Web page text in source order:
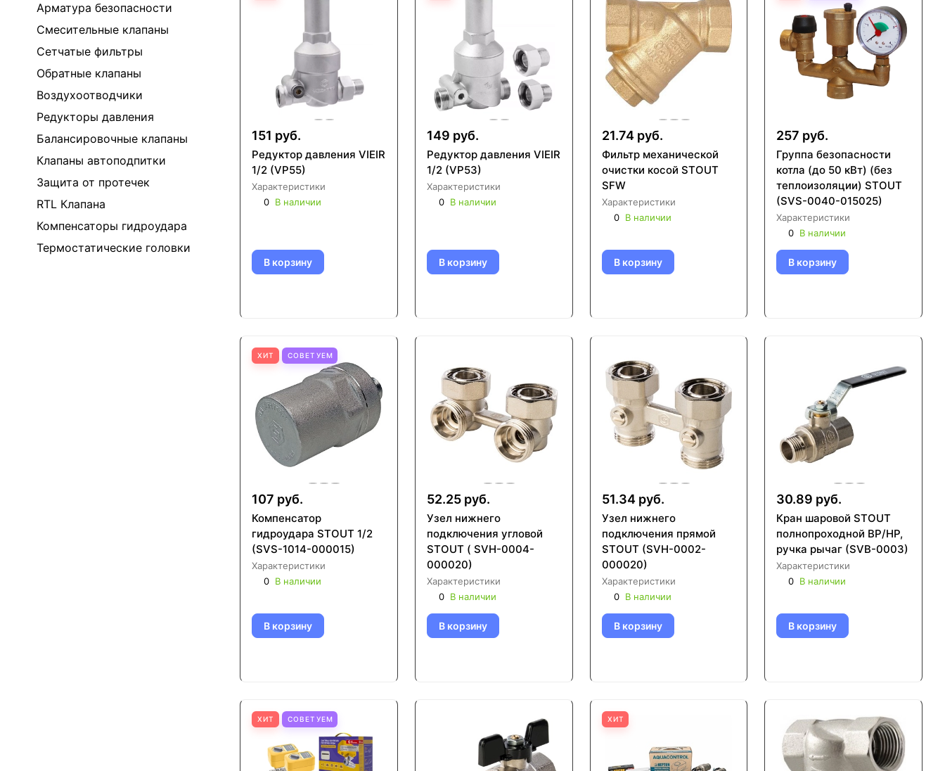
Арматура безопасности
Смесительные клапаны
Сетчатые фильтры
Обратные клапаны
Воздухоотводчики
Редукторы давления
Балансировочные клапаны
Клапаны автоподпитки
Защита от протечек
RTL Клапана
Компенсаторы гидроудара
Термостатические головки
151 руб.
Редуктор давления VIEIR
1/2 (VP55)
Характеристики
0 В наличии
В корзину
149 руб.
Редуктор давления VIEIR
1/2 (VP53)
Характеристики
0 В наличии
В корзину
21.74 руб.
Фильтр механической
очистки косой STOUT
SFW
Характеристики
0 В наличии
В корзину
257 руб.
Группа безопасности
котла (до 50 кВт) (без
теплоизоляции) STOUT
(SVS-0040-015025)
Характеристики
0 В наличии
В корзину
ХИТ СОВЕТУЕМ
107 руб.
Компенсатор
гидроудара STOUT 1/2
(SVS-1014-000015)
Характеристики
0 В наличии
В корзину
52.25 руб.
Узел нижнего
подключения угловой
STOUT ( SVH-0004-
000020)
Характеристики
0 В наличии
В корзину
51.34 руб.
Узел нижнего
подключения прямой
STOUT (SVH-0002-
000020)
Характеристики
0 В наличии
В корзину
30.89 руб.
Кран шаровой STOUT
полнопроходной ВР/НР,
ручка рычаг (SVB-0003)
Характеристики
0 В наличии
В корзину
ХИТ СОВЕТУЕМ ХИТ